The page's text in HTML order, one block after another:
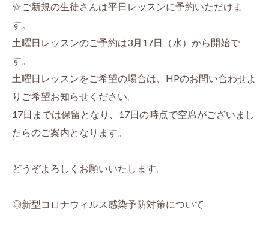
☆ご新規の生徒さんは平日レッスンに予約いただけま
す。
土曜日レッスンのご予約は3月17日（水）から開始で
す。
土曜日レッスンをご希望の場合は、HPのお問い合わせよ
りご希望お知らせください。
17日までは保留となり、17日の時点で空席がございまし
たらのご案内となります。
どうぞよろしくお願いいたします。
◎新型コロナウィルス感染予防対策について